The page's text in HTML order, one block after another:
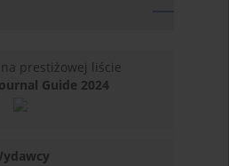
prestiżowej liście
Guide 2024